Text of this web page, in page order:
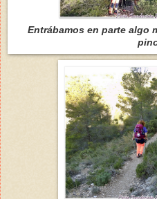
Entrábamos en parte algo